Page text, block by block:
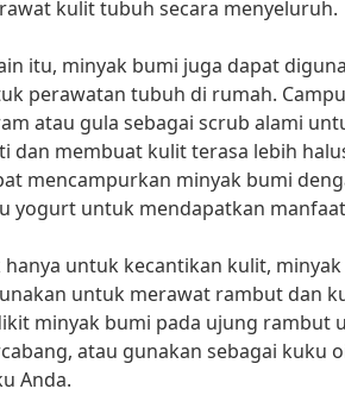
kulit tubuh secara menyeluruh.
itu, minyak bumi juga dapat
perawatan tubuh di rumah.
atau gula sebagai scrub alami
dan membuat kulit terasa lebih
mencampurkan minyak bumi
yogurt untuk mendapatkan
hanya untuk kecantikan kulit,
untuk merawat rambut dan
minyak bumi pada ujung rambut
atau gunakan sebagai kuku
Anda.